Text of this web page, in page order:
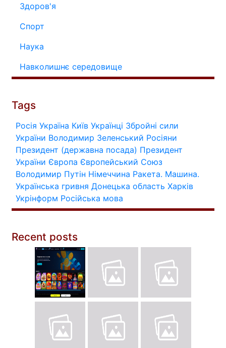
Здоров'я
Спорт
Наука
Навколишнє середовище
Tags
Росія Україна Київ Українці Збройні сили
України Володимир Зеленський Росіяни
Президент (державна посада) Президент
України Європа Європейський Союз
Володимир Путін Німеччина Ракета. Машина.
Українська гривня Донецька область Харків
Укрінформ Російська мова
Recent posts